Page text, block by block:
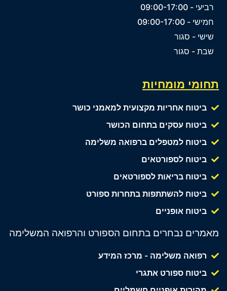
רביעי - 09:00-17:00
חמישי - 09:00-17:00
שישי - סגור
שבת - סגור
תחומי מומחיות
ביטוח אחריות מקצועית למאמני כושר
ביטוח עסקים בתחום הכושר
ביטוח למטפלים ברפואה משלימה
ביטוח לספורטאים
ביטוח בריאות לספורטאים
ביטוח להשתתפות בתחרות ספורט
ביטוח אופניים
מאמרים נבחרים בתחום הספורט והרפואה המשלימה
רפואה משלימה - מרכז המידע
ביטוח ספורט אתגרי